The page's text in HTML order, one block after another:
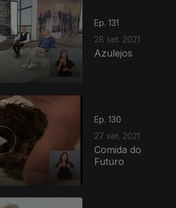
Ep. 131
28 set. 2021
Azulejos
Ep. 130
27 set. 2021
Comida do
Futuro